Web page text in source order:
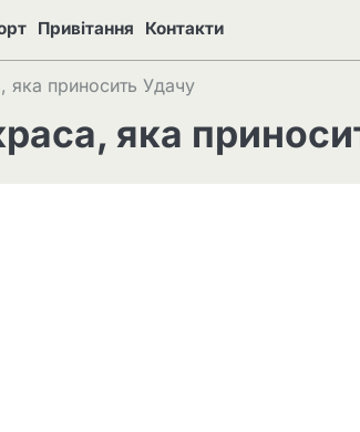
Привітання Контакти
яка приносить Удачу
яка